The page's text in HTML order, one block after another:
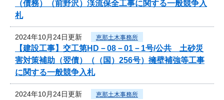
（債務）（前野沢）渓流保全工事に関する一般競争入
札
2024年10月24日更新 恵那土木事務所
【建設工事】交工第HD－08－01－1号/公共 土砂災
害対策補助（翌債）（（国）256号）擁壁補強等工事
に関する一般競争入札
2024年10月24日更新 恵那土木事務所